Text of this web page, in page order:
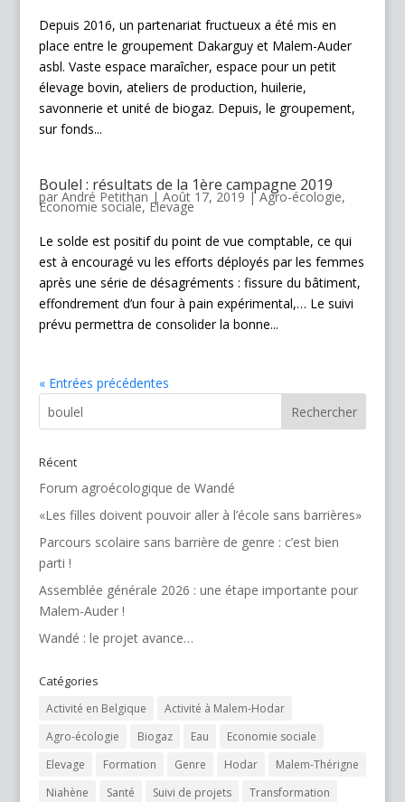
Depuis 2016, un partenariat fructueux a été mis en
place entre le groupement Dakarguy et Malem-Auder
asbl. Vaste espace maraîcher, espace pour un petit
élevage bovin, ateliers de production, huilerie,
savonnerie et unité de biogaz. Depuis, le groupement,
sur fonds...
Boulel : résultats de la 1ère campagne 2019
par André Petithan | Août 17, 2019 | Agro-écologie,
Economie sociale,Elevage
Le solde est positif du point de vue comptable, ce qui
est à encouragé vu les efforts déployés par les femmes
après une série de désagréments : fissure du bâtiment,
effondrement d’un four à pain expérimental,… Le suivi
prévu permettra de consolider la bonne...
« Entrées précédentes
Récent
Forum agroécologique de Wandé
«Les filles doivent pouvoir aller à l’école sans barrières»
Parcours scolaire sans barrière de genre : c’est bien
parti !
Assemblée générale 2026 : une étape importante pour
Malem-Auder !
Wandé : le projet avance…
Catégories
Activité en Belgique
Activité à Malem-Hodar
Agro-écologie
Biogaz Eau
Economie sociale
Elevage
Formation Genre Hodar
Malem-Thérigne
Niahène
Santé Suivi de projets
Transformation